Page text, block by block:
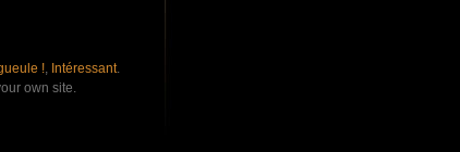
!, Intéressant
own site.